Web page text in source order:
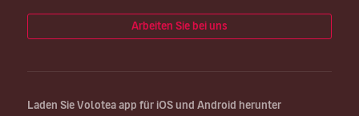
Arbeiten Sie bei uns
Laden Sie Volotea app für iOS und Android herunter